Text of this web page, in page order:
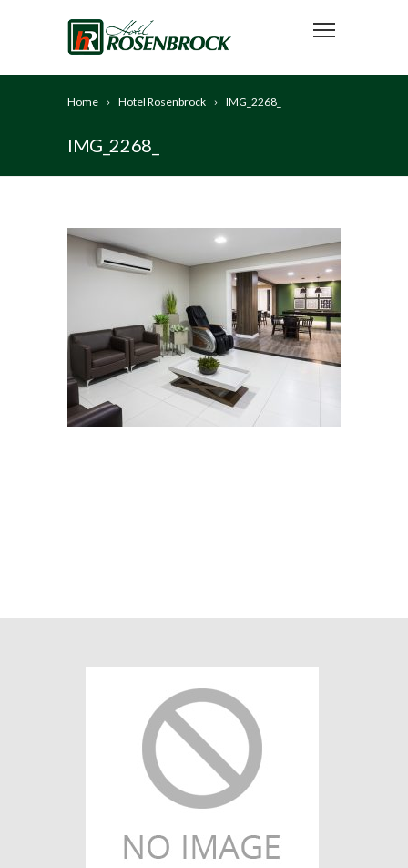
Home Hotel Rosenbrock IMG_2268_
IMG_2268_